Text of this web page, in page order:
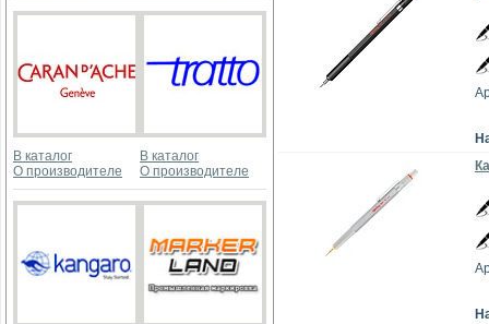
В каталог
О производителе
В каталог
О производителе